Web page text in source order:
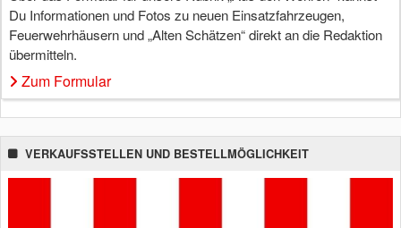
Du Informationen und Fotos zu neuen Einsatzfahrzeugen,
Feuerwehrhäusern und „Alten Schätzen“ direkt an die Redaktion
übermitteln.
Zum Formular
VERKAUFSSTELLEN UND BESTELLMÖGLICHKEIT